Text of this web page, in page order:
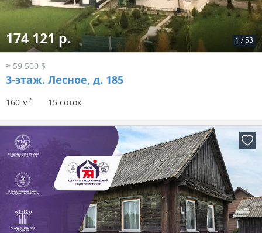
1 /53
174 121 р.
≈ 59 500 $
3-этаж. Лесное, д. 185
160 м2 15 соток